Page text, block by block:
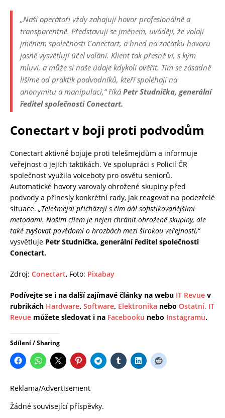
„Naši operátoři vždy zahajují hovor profesionálně a
transparentně. Představují se jménem, uvádějí, že volají
jménem společnosti Conectart, a hned na začátku hovoru
jasně vysvětlují účel volání. Klient tak přesně ví, s kým
mluví, a může si naše údaje kdykoli ověřit. Tím se zásadně
lišíme od praktik podvodníků, kteří spoléhají na
anonymitu a manipulaci,“říká Petr Studnička, generální
ředitel společnosti Conectart.
Conectart v boji proti podvodům
Conectart aktivně bojuje proti telešmejdům a informuje
veřejnost o jejich taktikách. Ve spolupráci s Policií ČR
společnost využila voiceboty pro osvětu seniorů.
Automatické hovory varovaly ohrožené skupiny před
podvody a přinesly konkrétní rady, jak reagovat na podezřelé
situace. „Telešmejdi přicházejí s čím dál sofistikovanějšími
metodami. Naším cílem je nejen chránit ohrožené skupiny, ale
také zvyšovat povědomí o hrozbách mezi širokou veřejností,“
vysvětluje Petr Studnička, generální ředitel společnosti
Conectart.
Zdroj: Conectart, Foto: Pixabay
Podívejte se i na další zajímavé články na webu IT Revue v
rubrikách Hardware, Software, Elektronika nebo Ostatní. IT
Revue můžete sledovat i na Facebooku nebo Instagramu.
Sdílení / Sharing
Reklama/Advertisement
Žádné související příspěvky.